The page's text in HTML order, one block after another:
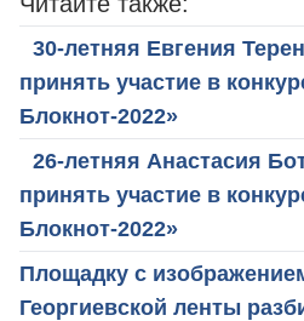
30-летняя Евгения
принять участие в
Блокнот-2022»
26-летняя Анастасия
принять участие в
Блокнот-2022»
Площадку с
Георгиевской ленты